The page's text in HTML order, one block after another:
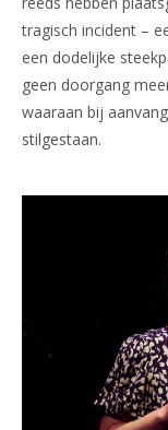
tragisch incident –
een dodelijke
geen doorgang
waaraan bij
stilgestaan.